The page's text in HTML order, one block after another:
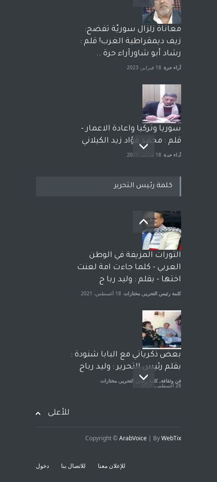
معاناة زلزال سوريّة تفضح:
زيف ديمقراطية الغرب! قلم :
رشاد أبو شاورآراء حرة ..
آراء حرة 18 فبراير، 2023
سوريا وتركيا واعادة الاعمار -
قلم : محمد فؤاد زيد الكيلاني
آراء حرة 18 فبراير، 2023
بعد معارك قضائية طاحنة كتب
وترافع فيها بنفسه مرة اخرى..
الشيخ طارق يوسف يقهر
الحكومة الأمريكية ، فأعطوه
الجنسية عن يد وهم صاغرون،
آراء حرة مختارات 7 أبريل، 2023
كلمة رئيس التحرير
الثورات المزيفة في الوطن
العربي - كلما جاءت امة لعنت
اختها - بقلم : وليد ربا ح
كلمة رئيس التحرير , مختارات 18 أغسطس، 2021
بعض ذكرياتي مع البابا شنودة :
بقلم رئيس التحرير : وليد رباح
فن وثقافة, كلمة رئيس التحرير , مختارات
28 أغسطس، 2021
للأعلى
Copyright ©ArabVoice | ByWebTix
للإعلان معنا للاتصال بنا دخول